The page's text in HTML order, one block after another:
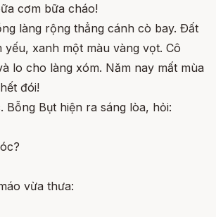
cơm bữa cháo!
làng rộng thẳng cánh cò bay. Ðất
yếu, xanh một màu vàng vọt. Cô
lo cho làng xóm. Năm nay mất mùa
đói!
Bỗng Bụt hiện ra sáng lòa, hỏi:
vừa thưa: